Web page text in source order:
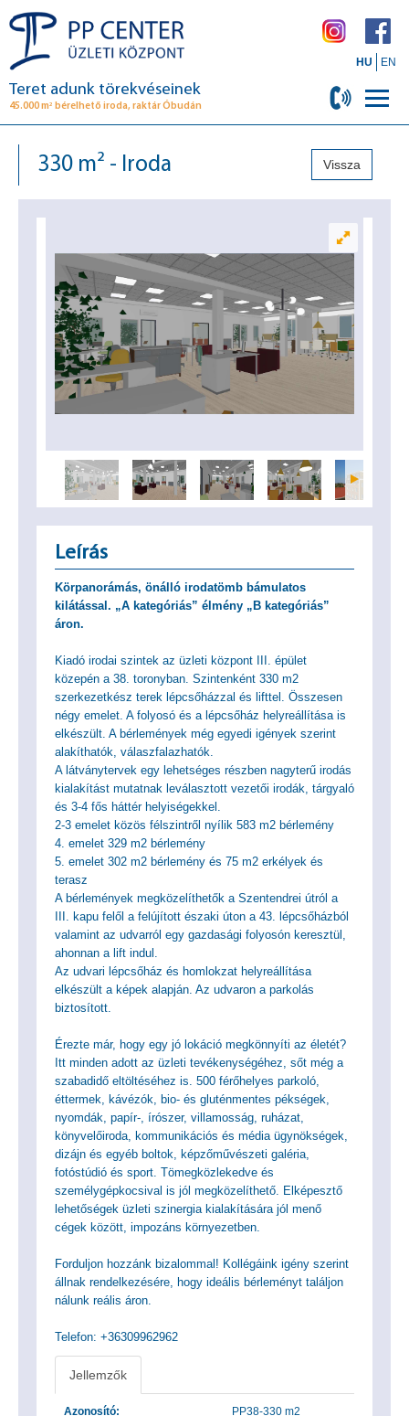
Teret adunk törekvéseinek
45.000 m2 bérelhető iroda, raktár Óbudán
HU EN
330 m² - Iroda Vissza
Leírás
Körpanorámás, önálló irodatömb bámulatos
kilátással. „A kategóriás” élmény „B kategóriás”
áron.
Kiadó irodai szintek az üzleti központ III. épület
közepén a 38. toronyban. Szintenként 330 m2
szerkezetkész terek lépcsőházzal és lifttel. Összesen
négy emelet. A folyosó és a lépcsőház helyreállítása is
elkészült. A bérlemények még egyedi igények szerint
alakíthatók, válaszfalazhatók.
A látványtervek egy lehetséges részben nagyterű irodás
kialakítást mutatnak leválasztott vezetői irodák, tárgyaló
és 3-4 fős háttér helyiségekkel.
2-3 emelet közös félszintről nyílik 583 m2 bérlemény
4. emelet 329 m2 bérlemény
5. emelet 302 m2 bérlemény és 75 m2 erkélyek és
terasz
A bérlemények megközelíthetők a Szentendrei útról a
III. kapu felől a felújított északi úton a 43. lépcsőházból
valamint az udvarról egy gazdasági folyosón keresztül,
ahonnan a lift indul.
Az udvari lépcsőház és homlokzat helyreállítása
elkészült a képek alapján. Az udvaron a parkolás
biztosított.
Érezte már, hogy egy jó lokáció megkönnyíti az életét?
Itt minden adott az üzleti tevékenységéhez, sőt még a
szabadidő eltöltéséhez is. 500 férőhelyes parkoló,
éttermek, kávézók, bio- és gluténmentes pékségek,
nyomdák, papír-, írószer, villamosság, ruházat,
könyvelőiroda, kommunikációs és média ügynökségek,
dizájn és egyéb boltok, képzőművészeti galéria,
fotóstúdió és sport. Tömegközlekedve és
személygépkocsival is jól megközelíthető. Elképesztő
lehetőségek üzleti szinergia kialakítására jól menő
cégek között, impozáns környezetben.
Forduljon hozzánk bizalommal! Kollégáink igény szerint
állnak rendelkezésére, hogy ideális bérleményt találjon
nálunk reális áron.
Telefon: +36309962962
Jellemzők
Azonosító:
PP38-330 m2